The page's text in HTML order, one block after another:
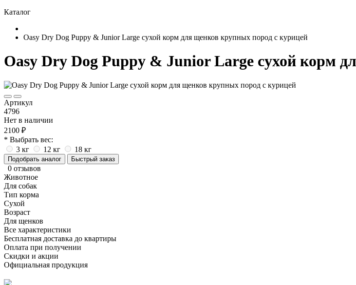
Каталог
Oasy Dry Dog Puppy & Junior Large сухой корм для щенков крупных пород с курицей
Oasy Dry Dog Puppy & Junior Large сухой корм
Артикул
4796
Нет в наличии
2100 ₽
* Выбрать вес:
3 кг
12 кг 18 кг
Подобрать аналог Быстрый заказ
0 отзывов
Животное
Для собак
Тип корма
Сухой
Возраст
Для щенков
Все характеристики
Бесплатная доставка до квартиры
Оплата при получении
Скидки и акции
Официальная продукция